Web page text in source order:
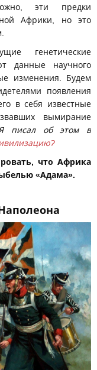
эти предки
Африки, но это
генетические
данные научного
изменения. Будем
появления
в себя известные
вымирание
писал об этом в
что Африка
«Адама».